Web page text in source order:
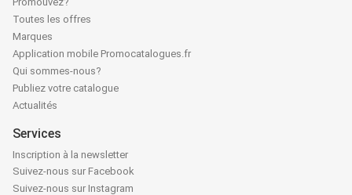
Toutes les offres
Marques
Application mobile Promocatalogues.fr
Qui sommes-nous?
Publiez votre catalogue
Actualités
Services
Inscription à la newsletter
Suivez-nous sur Facebook
Suivez-nous sur Instagram